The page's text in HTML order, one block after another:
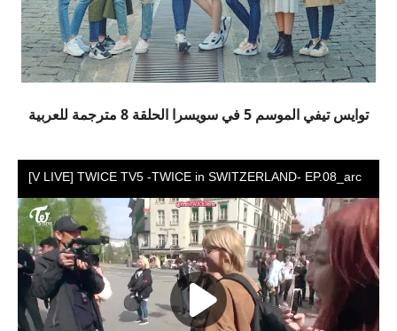
توايس تيفي الموسم 5 في سويسرا الحلقة 8 مترجمة للعربية